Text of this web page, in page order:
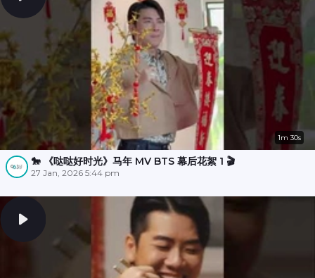
1m 30s
🐎 《哒哒好时光》马年 MV BTS 幕后花絮 1 🎬
27 Jan, 2026 5:44 pm